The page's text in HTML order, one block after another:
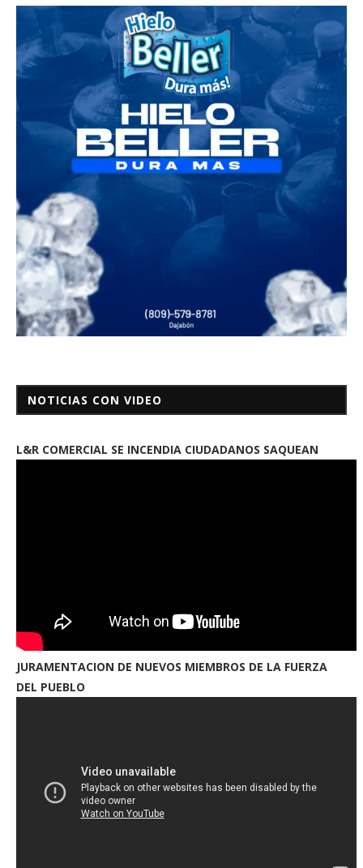
NOTICIAS CON VIDEO
L&R COMERCIAL SE INCENDIA CIUDADANOS SAQUEAN
JURAMENTACION DE NUEVOS MIEMBROS DE LA FUERZA
DEL PUEBLO